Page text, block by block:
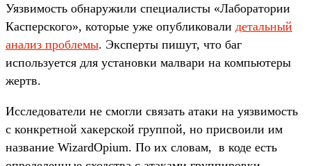
Уязвимость обнаружили специалисты «Лаборатории
Касперского», которые уже опубликовали детальный
анализ проблемы. Эксперты пишут, что баг
используется для установки малвари на компьютеры
жертв.
Исследователи не смогли связать атаки на уязвимость
с конкретной хакерской группой, но присвоили им
название WizardOpium. По их словам, в коде есть